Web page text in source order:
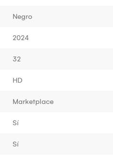
Negro
2024
32
HD
Marketplace
Sí
Sí